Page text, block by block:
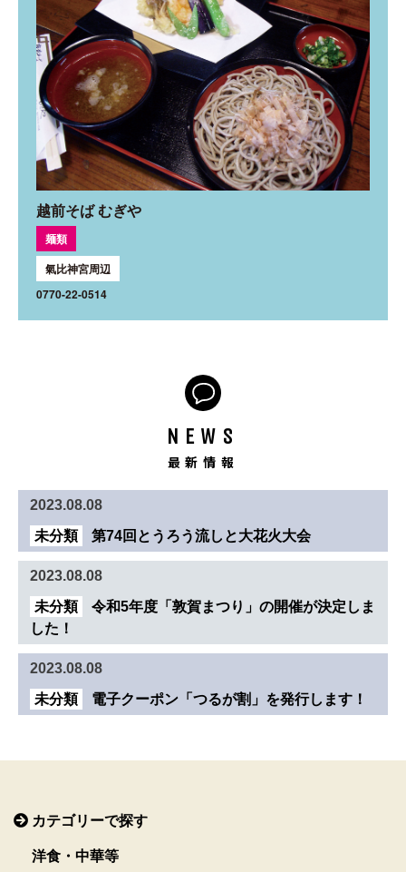
越前そば むぎや
麺類
氣比神宮周辺
0770-22-0514
NEWS
最新情報
2023.08.08
未分類
第74回とうろう流しと大花火大会
2023.08.08
未分類
令和5年度「敦賀まつり」の開催が決定しま
した！
2023.08.08
未分類
電子クーポン「つるが割」を発行します！
カテゴリーで探す
洋食・中華等